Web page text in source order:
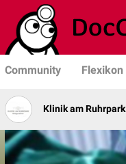
Community Flexikon
Klinik am Ruhrpark